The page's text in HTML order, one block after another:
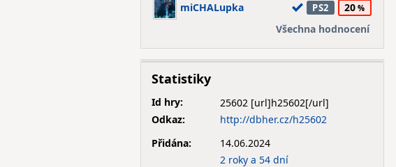
miCHALupka PS2
20
Všechna hodnocení
Statistiky
Id hry:
25602
Odkaz:
http://dbher.cz/h25602
Přidána:
14.06.2024
2 roky a 54 dní